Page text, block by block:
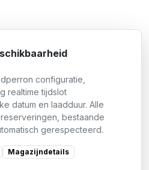
configuratie,
realtime tijdslot
datum en laadduur. Alle
bestaande
gerespecteerd.
Magazijndetails